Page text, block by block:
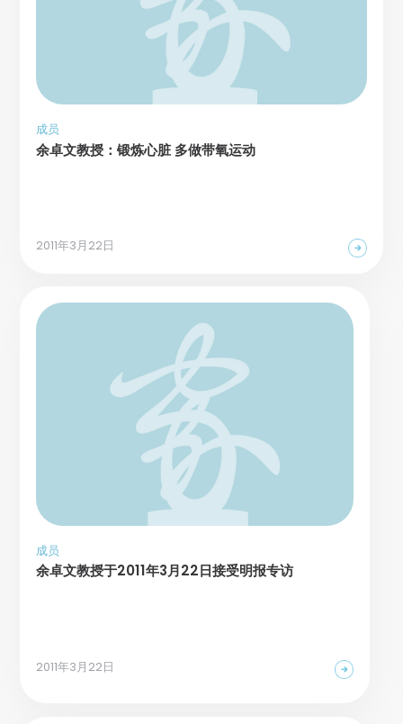
成员
余卓文教授：锻炼心脏 多做带氧运动
2011年3月22日
成员
余卓文教授于2011年3月22日接受明报专访
2011年3月22日